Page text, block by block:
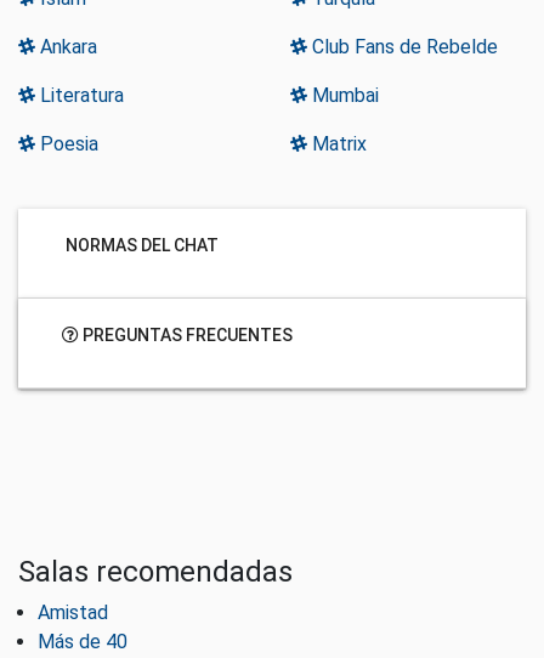
Ankara Club Fans de Rebelde
Literatura Mumbai
Poesia Matrix
NORMAS DEL CHAT
PREGUNTAS FRECUENTES
Salas recomendadas
Amistad
Más de 40